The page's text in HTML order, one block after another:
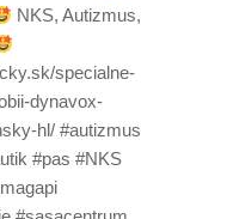
NKS, Autizmus,
specialne-
dynavox-
hl/ #autizmus
#pas #NKS